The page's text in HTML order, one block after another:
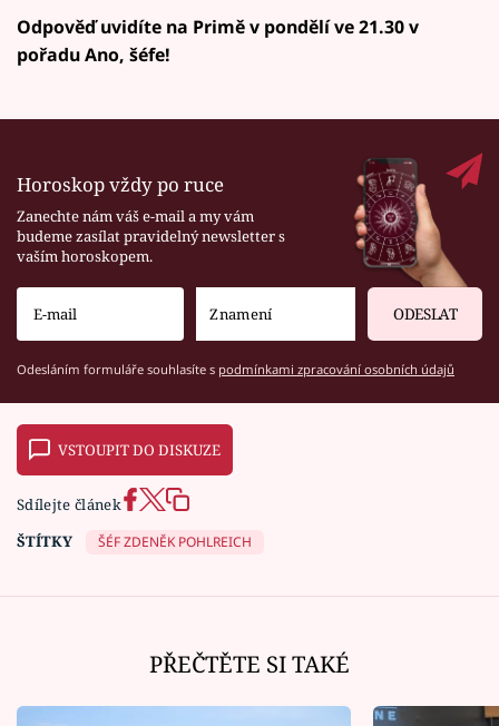
Odpověď uvidíte na Primě v pondělí ve 21.30 v
pořadu Ano, šéfe!
Horoskop vždy po ruce
Zanechte nám váš e-mail a my vám
budeme zasílat pravidelný newsletter s
vaším horoskopem.
ODESLAT
Odesláním formuláře souhlasíte s podmínkami zpracování osobních údajů
VSTOUPIT DO DISKUZE
Sdílejte článek
ŠTÍTKY
ŠÉF ZDENĚK POHLREICH
PŘEČTĚTE SI TAKÉ